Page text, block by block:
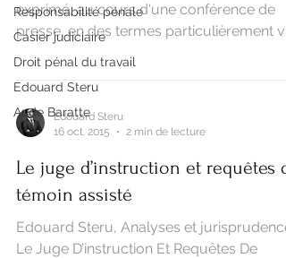
Responsabilité pénale
Casier judiciaire
Droit pénal du travail
Edouard Steru
Aude Baratte
exprimé, au cours d'une conférence de
presse, en des termes particulièrement
sur la...
Edouard Steru
16 oct. 2015
2 min de lecture
Le juge d’instruction et requêtes
témoin assisté
Edouard Steru, Analyses et
Le Juge D’instruction Et Requêtes De